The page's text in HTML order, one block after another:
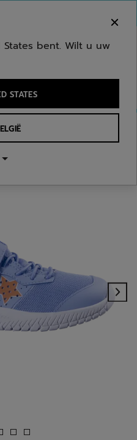
invoeren
bent. Wilt u uw
STATES